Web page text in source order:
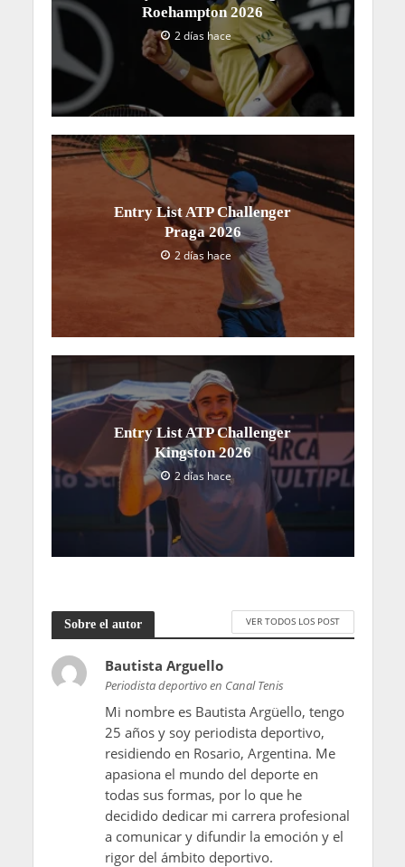
Roehampton 2026
2 días hace
Entry List ATP Challenger
Praga 2026
2 días hace
Entry List ATP Challenger
Kingston 2026
2 días hace
Sobre el autor VER TODOS LOS POST
Bautista Arguello
Periodista deportivo en Canal Tenis
Mi nombre es Bautista Argüello, tengo
25 años y soy periodista deportivo,
residiendo en Rosario, Argentina. Me
apasiona el mundo del deporte en
todas sus formas, por lo que he
decidido dedicar mi carrera profesional
a comunicar y difundir la emoción y el
rigor del ámbito deportivo.